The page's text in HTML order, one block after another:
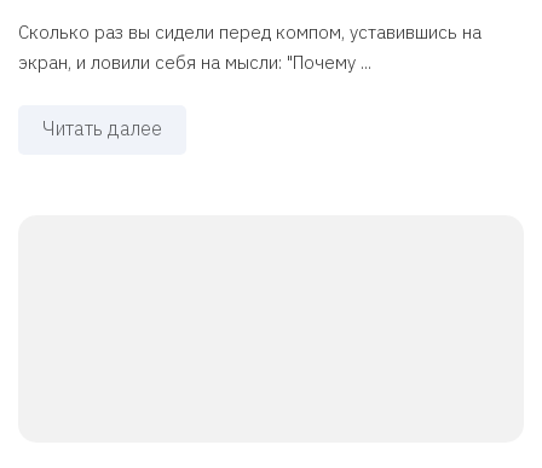
Сколько раз вы сидели перед компом, уставившись на
экран, и ловили себя на мысли: "Почему ...
Читать далее